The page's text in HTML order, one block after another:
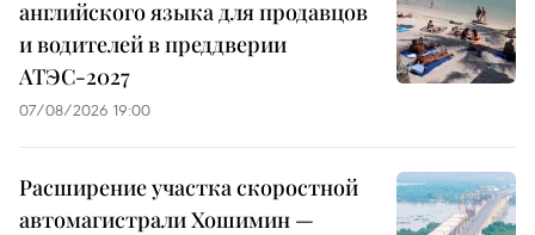
английского языка для продавцов
и водителей в преддверии
АТЭС-2027
07/08/2026 19:00
Расширение участка скоростной
автомагистрали Хошимин —